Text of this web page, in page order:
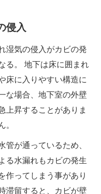
侵入
湿気の侵入がカビの発
る。 地下は床に囲まれ
床に入りやすい構造に
な場合、地下室の外壁
上昇することがありま
。
管が通っているため、
る水漏れもカビの発生
作ってしまう事があり
滞留すると、カビが壁